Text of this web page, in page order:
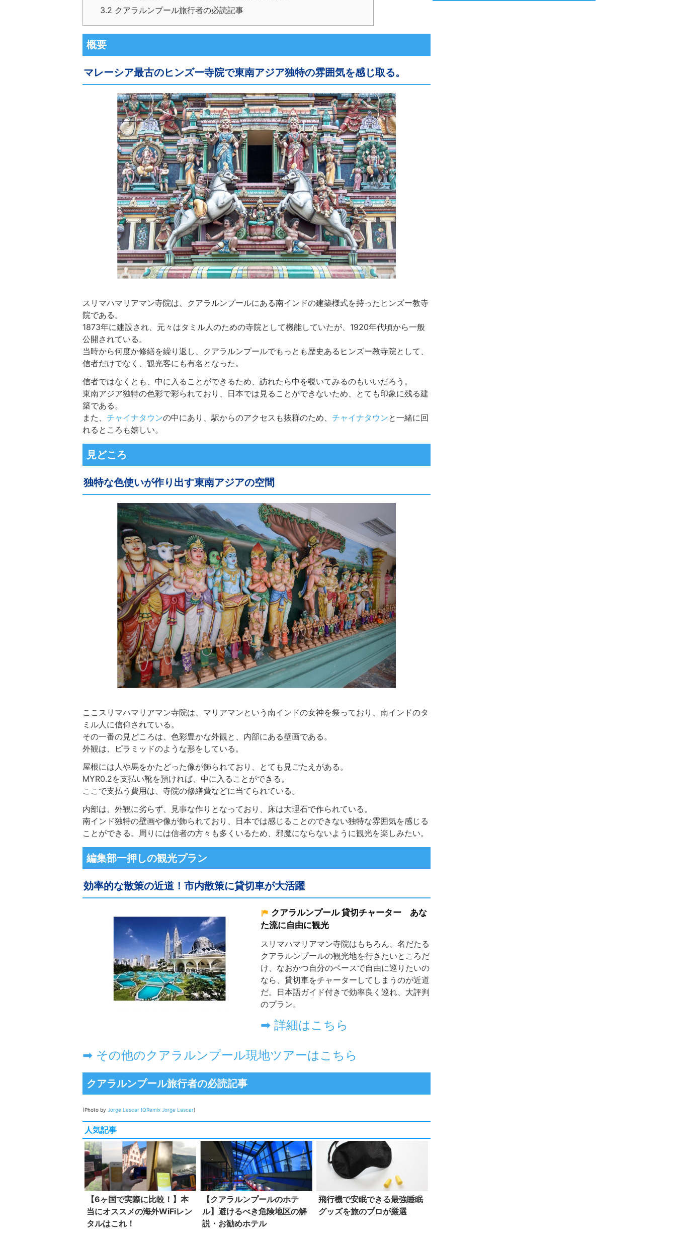
3.2 クアラルンプール旅行者の必読記事
概要
マレーシア最古のヒンズー寺院で東南アジア独特の雰囲気を感じ取る。
スリマハマリアマン寺院は、クアラルンプールにある南インドの建築様式を持ったヒンズー教寺
院である。
1873年に建設され、元々はタミル人のための寺院として機能していたが、1920年代頃から一般
公開されている。
当時から何度か修繕を繰り返し、クアラルンプールでもっとも歴史あるヒンズー教寺院として、
信者だけでなく、観光客にも有名となった。
信者ではなくとも、中に入ることができるため、訪れたら中を覗いてみるのもいいだろう。
東南アジア独特の色彩で彩られており、日本では見ることができないため、とても印象に残る建
築である。
また、 チャイナタウンの中にあり、駅からのアクセスも抜群のため、 チャイナタウンと一緒に回
れるところも嬉しい。
見どころ
独特な色使いが作り出す東南アジアの空間
ここスリマハマリアマン寺院は、マリアマンという南インドの女神を祭っており、南インドのタ
ミル人に信仰されている。
その一番の見どころは、色彩豊かな外観と、内部にある壁画である。
外観は、ピラミッドのような形をしている。
屋根には人や馬をかたどった像が飾られており、とても見ごたえがある。
MYR0.2を支払い靴を預ければ、中に入ることができる。
ここで支払う費用は、寺院の修繕費などに当てられている。
内部は、外観に劣らず、見事な作りとなっており、床は大理石で作られている。
南インド独特の壁画や像が飾られており、日本では感じることのできない独特な雰囲気を感じる
ことができる。周りには信者の方々も多くいるため、邪魔にならないように観光を楽しみたい。
編集部一押しの観光プラン
効率的な散策の近道！市内散策に貸切車が大活躍
クアラルンプール 貸切チャーター あな
た流に自由に観光
スリマハマリアマン寺院はもちろん、名だたる
クアラルンプールの観光地を行きたいところだ
け、なおかつ自分のペースで自由に巡りたいの
なら、貸切車をチャーターしてしまうのが近道
だ。日本語ガイド付きで効率良く巡れ、大評判
のプラン。
➡ 詳細はこちら
➡ その他のクアラルンプール現地ツアーはこちら
クアラルンプール旅行者の必読記事
(Photo by Jorge Lascar IQRemix Jorge Lascar)
人気記事
【6ヶ国で実際に比較！】本
当にオススメの海外WiFiレン
タルはこれ！
【クアラルンプールのホテ
ル】避けるべき危険地区の解
説・お勧めホテル
飛行機で安眠できる最強睡眠
グッズを旅のプロが厳選